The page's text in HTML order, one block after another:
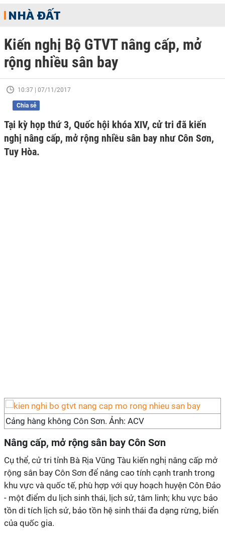
NHÀ ĐẤT
Kiến nghị Bộ GTVT nâng cấp, mở
rộng nhiều sân bay
10:37 | 07/11/2017
Chia sẻ
Tại kỳ họp thứ 3, Quốc hội khóa XIV, cử tri đã kiến
nghị nâng cấp, mở rộng nhiều sân bay như Côn Sơn,
Tuy Hòa.
Cảng hàng không Côn Sơn. Ảnh: ACV
Nâng cấp, mở rộng sân bay Côn Sơn
Cụ thể, cử tri tỉnh Bà Rịa Vũng Tàu kiến nghị nâng cấp mở
rộng sân bay Côn Sơn để nâng cao tính cạnh tranh trong
khu vực và quốc tế, phù hợp với quy hoạch huyện Côn Đảo
- một điểm du lịch sinh thái, lịch sử, tâm linh; khu vực bảo
tồn di tích lịch sử, bảo tồn hệ sinh thái đa dạng rừng, biển
của quốc gia.